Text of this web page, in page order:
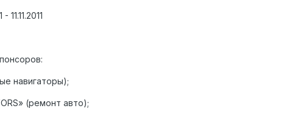
навигаторы);
(ремонт авто);